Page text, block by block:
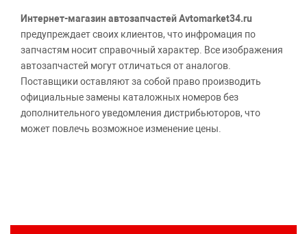
Интернет-магазин автозапчастей Avtomarket34.ru
предупреждает своих клиентов, что инфромация по
запчастям носит справочный характер. Все изображения
автозапчастей могут отличаться от аналогов.
Поставщики оставляют за собой право производить
официальные замены каталожных номеров без
дополнительного уведомления дистрибьюторов, что
может повлечь возможное изменение цены.